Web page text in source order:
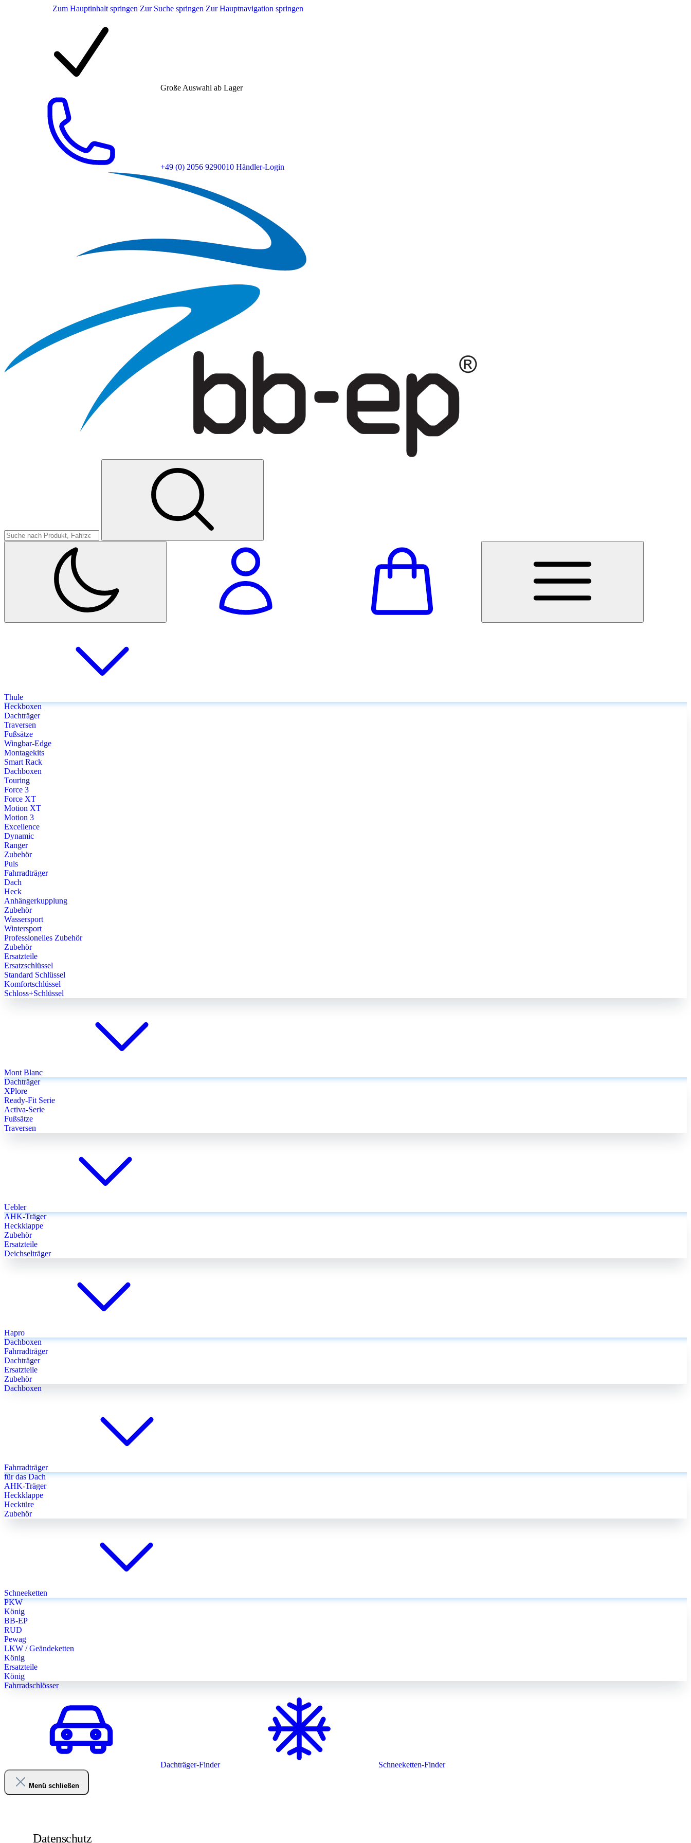
Zum Hauptinhalt springen Zur Suche springen Zur Hauptnavigation springen
Große Auswahl ab Lager
+49 (0) 2056 9290010 Händler-Login
Thule
Heckboxen
Dachträger
Traversen
Fußsätze
Wingbar-Edge
Montagekits
Smart Rack
Dachboxen
Touring
Force 3
Force XT
Motion XT
Motion 3
Excellence
Dynamic
Ranger
Zubehör
Puls
Fahrradträger
Dach
Heck
Anhängerkupplung
Zubehör
Wassersport
Wintersport
Professionelles Zubehör
Zubehör
Ersatzteile
Ersatzschlüssel
Standard Schlüssel
Komfortschlüssel
Schloss+Schlüssel
Mont Blanc
Dachträger
XPlore
Ready-Fit Serie
Activa-Serie
Fußsätze
Traversen
Uebler
AHK-Träger
Heckklappe
Zubehör
Ersatzteile
Deichselträger
Hapro
Dachboxen
Fahrradträger
Dachträger
Ersatzteile
Zubehör
Dachboxen
Fahrradträger
für das Dach
AHK-Träger
Heckklappe
Hecktüre
Zubehör
Schneeketten
PKW
König
BB-EP
RUD
Pewag
LKW / Geändeketten
König
Ersatzteile
König
Fahrradschlösser
Dachträger-Finder Schneeketten-Finder
Menü schließen
Datenschutz